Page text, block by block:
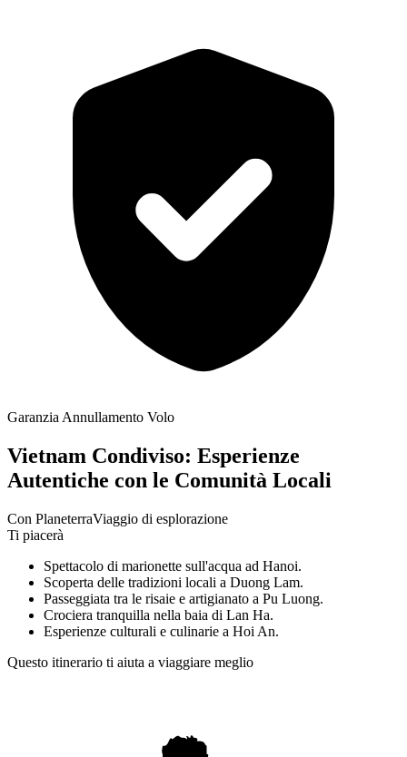
Garanzia Annullamento Volo
Vietnam Condiviso: Esperienze
Autentiche con le Comunità Locali
Con PlaneterraViaggio di esplorazione
Ti piacerà
Spettacolo di marionette sull'acqua ad Hanoi.
Scoperta delle tradizioni locali a Duong Lam.
Passeggiata tra le risaie e artigianato a Pu Luong.
Crociera tranquilla nella baia di Lan Ha.
Esperienze culturali e culinarie a Hoi An.
Questo itinerario ti aiuta a viaggiare meglio